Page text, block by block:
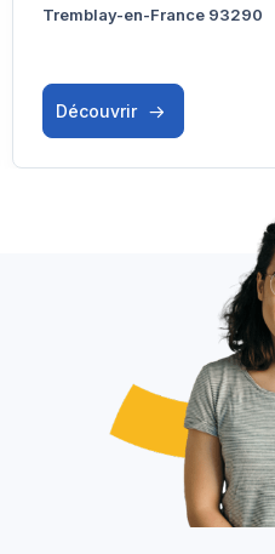
Tremblay-en-France 93290
Découvrir